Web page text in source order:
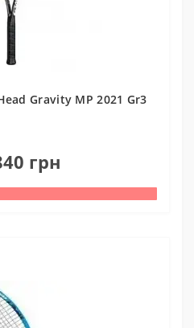
Gravity MP 2021 Gr3
грн